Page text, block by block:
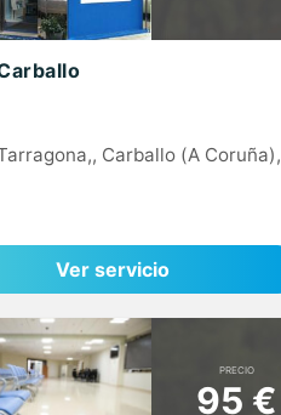
Carballo (A Coruña),
Ver servicio
PRECIO
95 €